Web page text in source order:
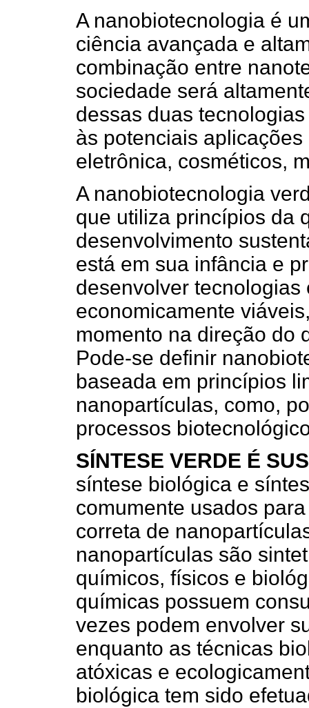
A nanobiotecnologia é
ciência avançada e
combinação entre
sociedade será
dessas duas
às potenciais
eletrônica, cosméticos,
A nanobiotecnologia
que utiliza princípios da
desenvolvimento
está em sua infância e
desenvolver
economicamente
momento na direção do
Pode-se definir
baseada em princípios
nanopartículas, como,
processos
SÍNTESE VERDE É
síntese biológica e
comumente usados
correta de
nanopartículas são
químicos, físicos e
químicas possuem
vezes podem envolver
enquanto as técnicas
atóxicas e
biológica tem sido